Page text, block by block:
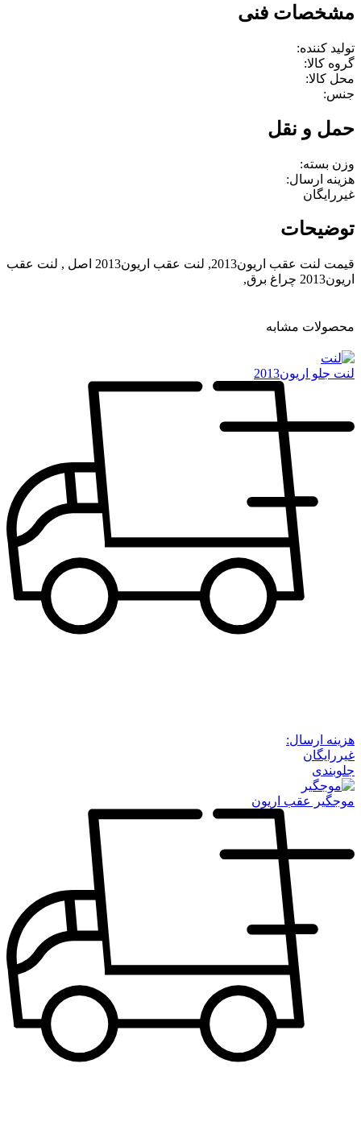
مشخصات فنی
تولید کننده:
گروه کالا:
محل کالا:
جنس:
حمل و نقل
وزن بسته:
هزینه ارسال:
غیررایگان
توضیحات
قیمت لنت عقب اریون2013, لنت عقب اریون2013 اصل , لنت عقب
اریون2013 چراغ برق,
محصولات مشابه
لنت جلو اریون2013
هزینه ارسال:
غیررایگان
جلوبندی
موجگیر عقب اریون